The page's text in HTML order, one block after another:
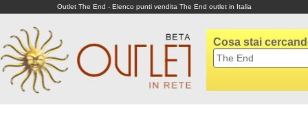
Outlet The End - Elenco punti vendita The End outlet in Italia
Cosa stai